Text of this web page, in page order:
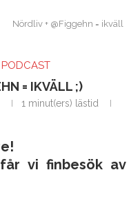
Nördliv + @Figgehn = ikväll
= IKVÄLL ;)
1 minut(ers) lästid
vi finbesök av